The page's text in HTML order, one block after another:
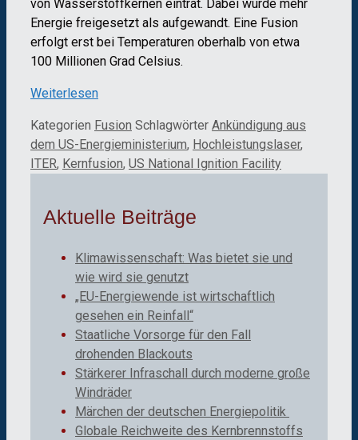
von Wasserstoffkernen eintrat. Dabei wurde mehr
Energie freigesetzt als aufgewandt. Eine Fusion
erfolgt erst bei Temperaturen oberhalb von etwa
100 Millionen Grad Celsius.
Weiterlesen
Kategorien Fusion Schlagwörter Ankündigung aus
dem US-Energieministerium, Hochleistungslaser,
ITER, Kernfusion, US National Ignition Facility
Aktuelle Beiträge
Klimawissenschaft: Was bietet sie und
wie wird sie genutzt
„EU-Energiewende ist wirtschaftlich
gesehen ein Reinfall“
Staatliche Vorsorge für den Fall
drohenden Blackouts
Stärkerer Infraschall durch moderne große
Windräder
Märchen der deutschen Energiepolitik
Globale Reichweite des Kernbrennstoffs